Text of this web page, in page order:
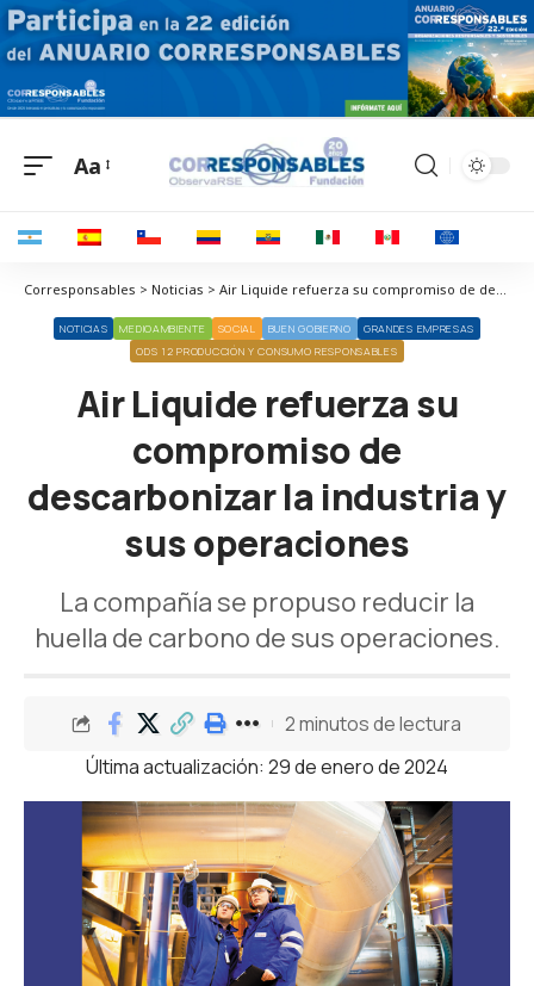
Aa
Corresponsables > Noticias > Air Liquide refuerza su compromiso de descarbonizar la industria y sus operaciones
NOTICIAS MEDIOAMBIENTE SOCIAL BUEN GOBIERNO
GRANDES EMPRESAS
ODS 12 PRODUCCIÓN Y CONSUMO RESPONSABLES
Air Liquide refuerza su
compromiso de
descarbonizar la industria y
sus operaciones
La compañía se propuso reducir la
huella de carbono de sus operaciones.
Última actualización: 29 de enero de 2024
2 minutos de lectura